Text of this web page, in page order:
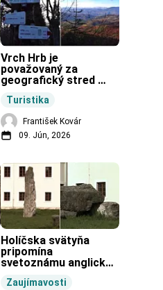
Turistika
Vrch Hrb je
považovaný za
geografický stred
František Kovár
09. Jún, 2026
Zaujímavosti
Holíčska svätyňa
pripomína
svetoznámu anglickú